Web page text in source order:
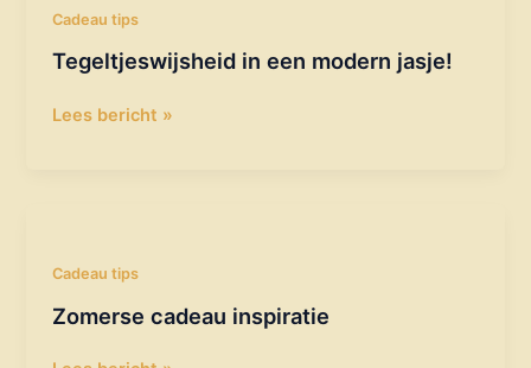
Cadeau tips
Tegeltjeswijsheid in een modern jasje!
een
modern
jasje!
Lees bericht »
Cadeau tips
Zomerse cadeau inspiratie
inspiratie